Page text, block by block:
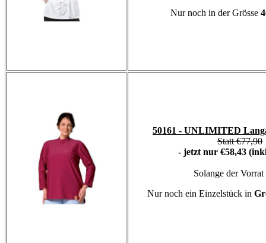
Nur noch in der Grösse
50161 - UNLIMITED
Statt €77,90
- jetzt nur €58,43
Solange der Vorrat
Nur noch ein Einzelstück in